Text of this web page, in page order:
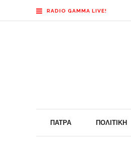
RADIO GAMMA LIVE!
ΠΆΤΡΑ ΠΟΛΙΤΙΚΉ